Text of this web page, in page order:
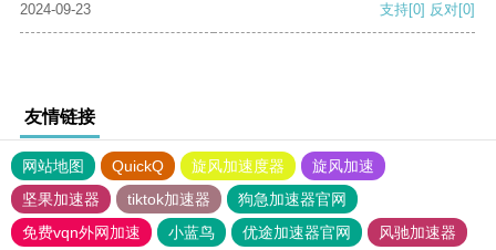
2024-09-23
支持[0] 反对[0]
友情链接
网站地图 QuickQ 旋风加速度器
旋风加速
坚果加速器
tiktok加速器
狗急加速器官网
免费vqn外网加速
小蓝鸟 优途加速器官网
风驰加速器